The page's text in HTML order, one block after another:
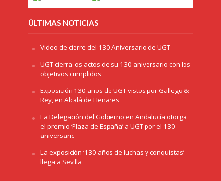
ÚLTIMAS NOTICIAS
Video de cierre del 130 Aniversario de UGT
UGT cierra los actos de su 130 aniversario con los
objetivos cumplidos
Exposición 130 años de UGT vistos por Gallego &
Rey, en Alcalá de Henares
La Delegación del Gobierno en Andalucía otorga
el premio ‘Plaza de España’ a UGT por el 130
aniversario
La exposición ‘130 años de luchas y conquistas’
llega a Sevilla